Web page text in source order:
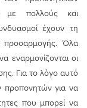
με πολλούς και
έχουν τη
προσαρμογής. Όλα
εναρμονίζονται οι
Για το λόγο αυτό
προπονητών για να
που μπορεί να